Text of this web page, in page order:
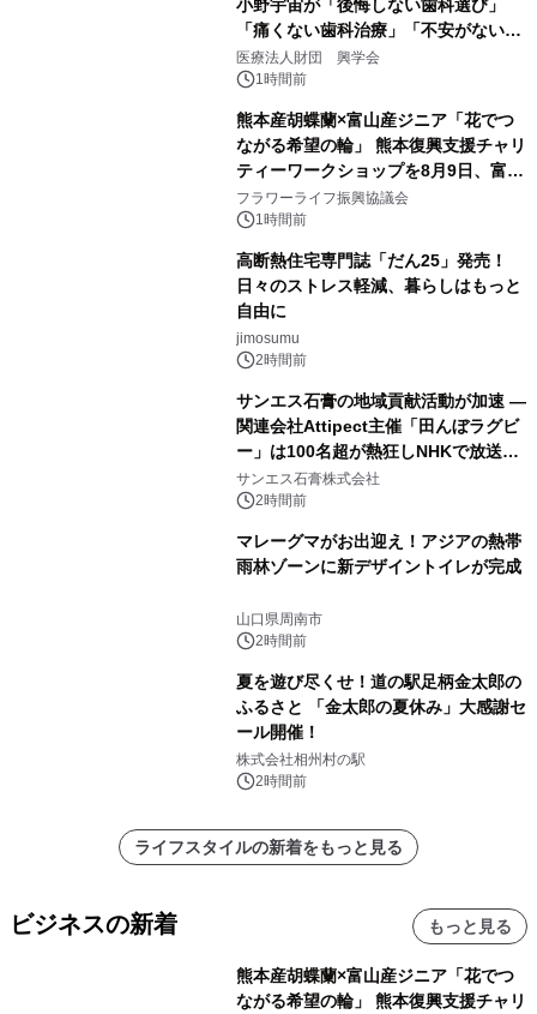
小野宇宙が「後悔しない歯科選び」
「痛くない歯科治療」「不安がない治
療計画」をテーマに専門監修
医療法人財団 興学会
1時間前
熊本産胡蝶蘭×富山産ジニア「花でつ
ながる希望の輪」 熊本復興支援チャリ
ティーワークショップを8月9日、富
山・射水で開催
フラワーライフ振興協議会
1時間前
高断熱住宅専門誌「だん25」発売！
日々のストレス軽減、暮らしはもっと
自由に
jimosumu
2時間前
サンエス石膏の地域貢献活動が加速 ―
関連会社Attipect主催「田んぼラグビ
ー」は100名超が熱狂しNHKで放送さ
れました。
サンエス石膏株式会社
2時間前
マレーグマがお出迎え！アジアの熱帯
雨林ゾーンに新デザイントイレが完成
山口県周南市
2時間前
夏を遊び尽くせ！道の駅足柄金太郎の
ふるさと 「金太郎の夏休み」大感謝セ
ール開催！
株式会社相州村の駅
2時間前
ライフスタイルの新着をもっと見る
ビジネスの新着 もっと見る
熊本産胡蝶蘭×富山産ジニア「花でつ
ながる希望の輪」 熊本復興支援チャリ